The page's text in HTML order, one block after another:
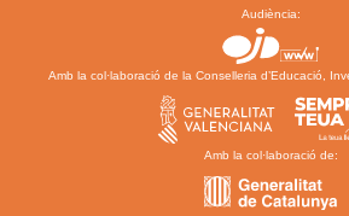
Audiència:
Amb la col·laboració de la Conselleria d’Educació,
Amb la col·laboració de: